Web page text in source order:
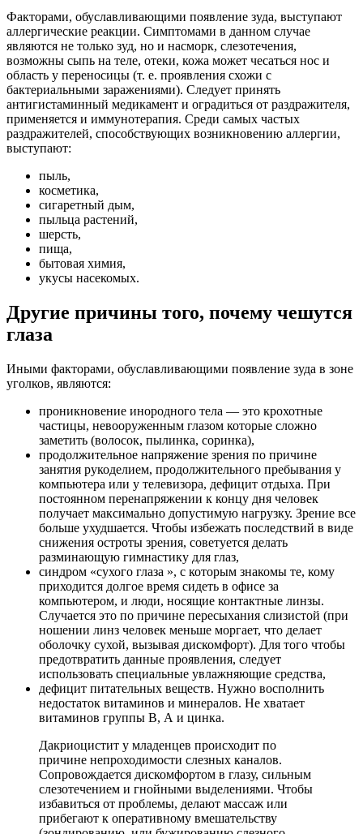
Факторами, обуславливающими появление зуда, выступают
аллергические реакции. Симптомами в данном случае
являются не только зуд, но и насморк, слезотечения,
возможны сыпь на теле, отеки, кожа может чесаться нос и
область у переносицы (т. е. проявления схожи с
бактериальными заражениями). Следует принять
антигистаминный медикамент и оградиться от раздражителя,
применяется и иммунотерапия. Среди самых частых
раздражителей, способствующих возникновению аллергии,
выступают:
пыль,
косметика,
сигаретный дым,
пыльца растений,
шерсть,
пища,
бытовая химия,
укусы насекомых.
Другие причины того, почему чешутся
глаза
Иными факторами, обуславливающими появление зуда в зоне
уголков, являются:
проникновение инородного тела — это крохотные
частицы, невооруженным глазом которые сложно
заметить (волосок, пылинка, соринка),
продолжительное напряжение зрения по причине
занятия рукоделием, продолжительного пребывания у
компьютера или у телевизора, дефицит отдыха. При
постоянном перенапряжении к концу дня человек
получает максимально допустимую нагрузку. Зрение все
больше ухудшается. Чтобы избежать последствий в виде
снижения остроты зрения, советуется делать
разминающую гимнастику для глаз,
синдром «сухого глаза », с которым знакомы те, кому
приходится долгое время сидеть в офисе за
компьютером, и люди, носящие контактные линзы.
Случается это по причине пересыхания слизистой (при
ношении линз человек меньше моргает, что делает
оболочку сухой, вызывая дискомфорт). Для того чтобы
предотвратить данные проявления, следует
использовать специальные увлажняющие средства,
дефицит питательных веществ. Нужно восполнить
недостаток витаминов и минералов. Не хватает
витаминов группы B, А и цинка.
Дакриоцистит у младенцев происходит по
причине непроходимости слезных каналов.
Сопровождается дискомфортом в глазу, сильным
слезотечением и гнойными выделениями. Чтобы
избавиться от проблемы, делают массаж или
прибегают к оперативному вмешательству